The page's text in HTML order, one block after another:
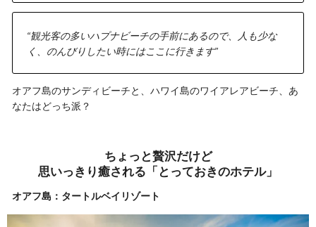
“観光客の多いハプナビーチの手前にあるので、人も少な
く、のんびりしたい時にはここに行きます”
オアフ島のサンディビーチと、ハワイ島のワイアレアビーチ、あ
なたはどっち派？
ちょっと贅沢だけど
思いっきり癒される「とっておきのホテル」
オアフ島：タートルベイリゾート